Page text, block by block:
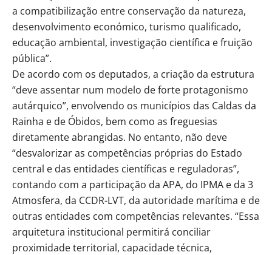
a compatibilização entre conservação da natureza,
desenvolvimento económico, turismo qualificado,
educação ambiental, investigação científica e fruição
pública”.
De acordo com os deputados, a criação da estrutura
“deve assentar num modelo de forte protagonismo
autárquico”, envolvendo os municípios das Caldas da
Rainha e de Óbidos, bem como as freguesias
diretamente abrangidas. No entanto, não deve
“desvalorizar as competências próprias do Estado
central e das entidades científicas e reguladoras”,
contando com a participação da APA, do IPMA e da 3
Atmosfera, da CCDR-LVT, da autoridade marítima e de
outras entidades com competências relevantes. “Essa
arquitetura institucional permitirá conciliar
proximidade territorial, capacidade técnica,